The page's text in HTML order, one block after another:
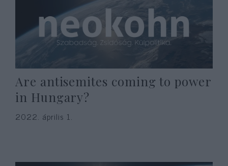
Are antisemites coming to power
in Hungary?
2022. április 1.